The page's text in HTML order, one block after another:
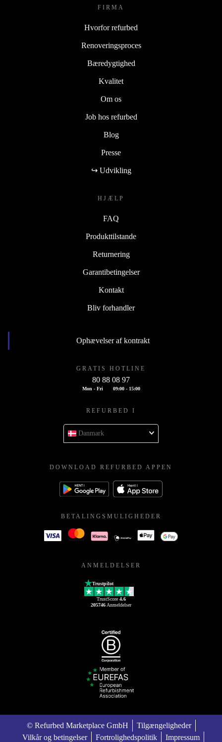
FIRMA
Hvorfor refurbed
Renoveringsproces
Bæredygtighed
Kvalitet
Om os
Job hos refurbed
Blog
Presse
↪ Udvikling
HJÆLP
FAQ
Produkttilstande
Returnering
Garantibetingelser
Kontakt
Bliv forhandler
Ophævelser af kontrakt
GRATIS HOTLINE
80 88 08 97
Mon - Fri 09:00 - 15:00
REFURBED I
Danmark
DOWNLOAD REFURBED APPEN
BETALINGSMULIGHEDER
ANMELDELSER
Trustpilot
TrustScore 4.6
205746 Anmeldelser
© Refurbed Marketplace GmbH
Tilgængeligheder
Vilkår og betingelser
Fortrolighedspolitik Impressum